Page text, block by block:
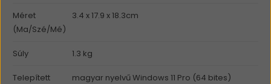
Méret
(Ma/Szé/Mé)
3.4 x 17.9 x 18.3cm
Súly 1.3 kg
Telepített
magyar nyelvű Windows 11 Pro (64 bites)